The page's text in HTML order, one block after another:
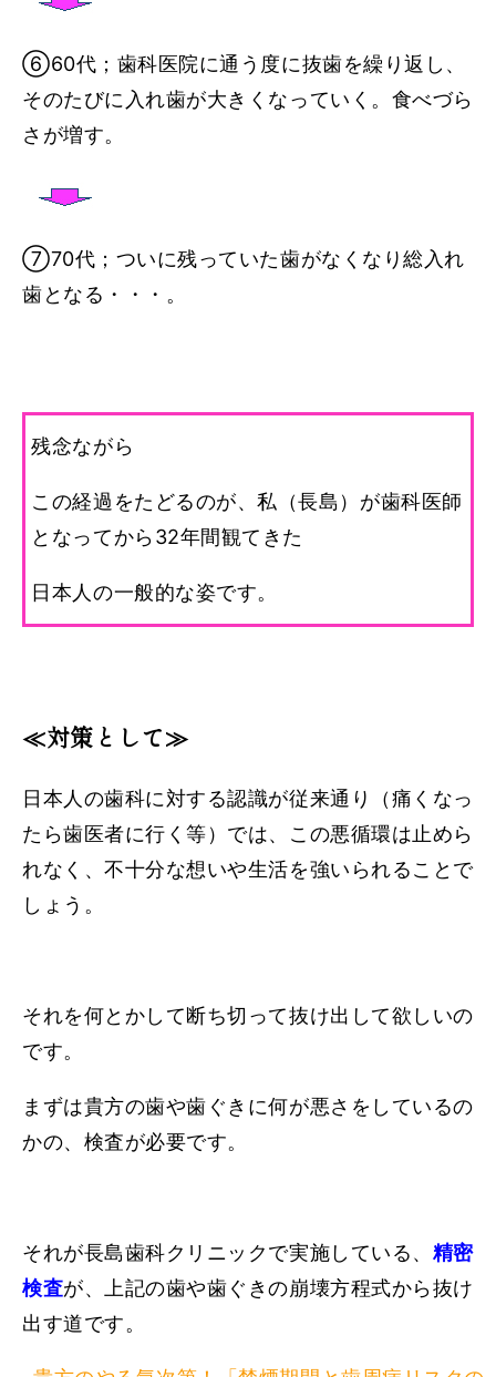
⑥60代；歯科医院に通う度に抜歯を繰り返し、
そのたびに入れ歯が大きくなっていく。食べづら
さが増す。
⑦70代；ついに残っていた歯がなくなり総入れ
歯となる・・・。
残念ながら
この経過をたどるのが、私（長島）が歯科医師
となってから32年間観てきた
日本人の一般的な姿です。
≪対策として≫
日本人の歯科に対する認識が従来通り（痛くなっ
たら歯医者に行く等）では、この悪循環は止めら
れなく、不十分な想いや生活を強いられることで
しょう。
それを何とかして断ち切って抜け出して欲しいの
です。
まずは貴方の歯や歯ぐきに何が悪さをしているの
かの、検査が必要です。
それが長島歯科クリニックで実施している、 精密
検査が、上記の歯や歯ぐきの崩壊方程式から抜け
出す道です。